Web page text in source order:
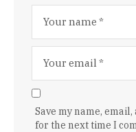
Save my name,
for the next time I